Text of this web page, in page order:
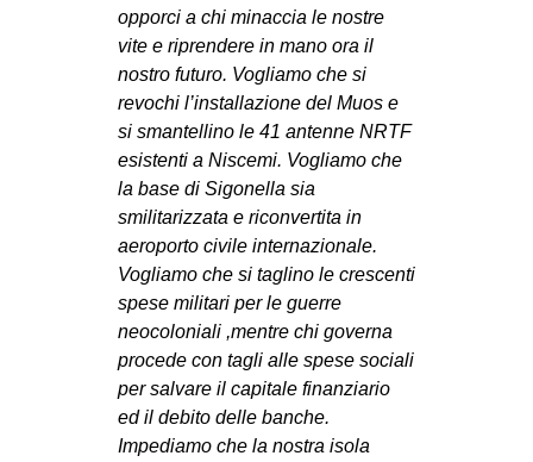
opporci a chi minaccia le nostre
vite e riprendere in mano ora il
nostro futuro. Vogliamo che si
revochi l’installazione del Muos e
si smantellino le 41 antenne NRTF
esistenti a Niscemi. Vogliamo che
la base di Sigonella sia
smilitarizzata e riconvertita in
aeroporto civile internazionale.
Vogliamo che si taglino le crescenti
spese militari per le guerre
neocoloniali ,mentre chi governa
procede con tagli alle spese sociali
per salvare il capitale finanziario
ed il debito delle banche.
Impediamo che la nostra isola